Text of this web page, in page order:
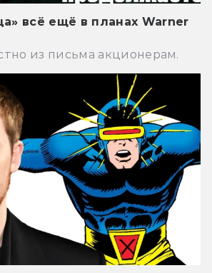
всё ещё в планах Warner
из письма акционерам.